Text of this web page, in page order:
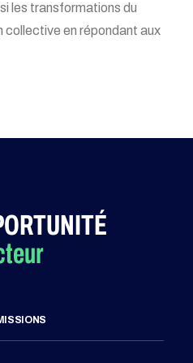
les transformations du
collective en répondant aux